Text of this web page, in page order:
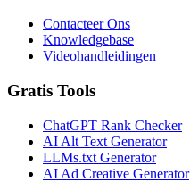
Contacteer Ons
Knowledgebase
Videohandleidingen
Gratis Tools
ChatGPT Rank Checker
AI Alt Text Generator
LLMs.txt Generator
AI Ad Creative Generator